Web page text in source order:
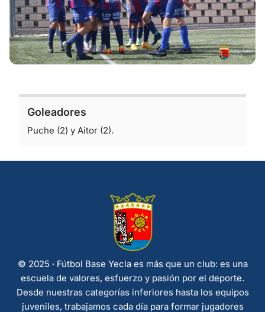
Goleadores
Puche (2) y Aitor (2).
© 2025 · Fútbol Base Yecla es más que un club: es una
escuela de valores, esfuerzo y pasión por el deporte.
Desde nuestras categorías inferiores hasta los equipos
juveniles, trabajamos cada día para formar jugadores